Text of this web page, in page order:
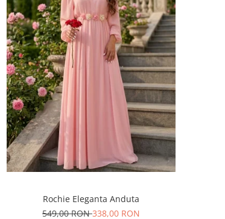
Rochie Eleganta Anduta
549,00 RON338,00 RON